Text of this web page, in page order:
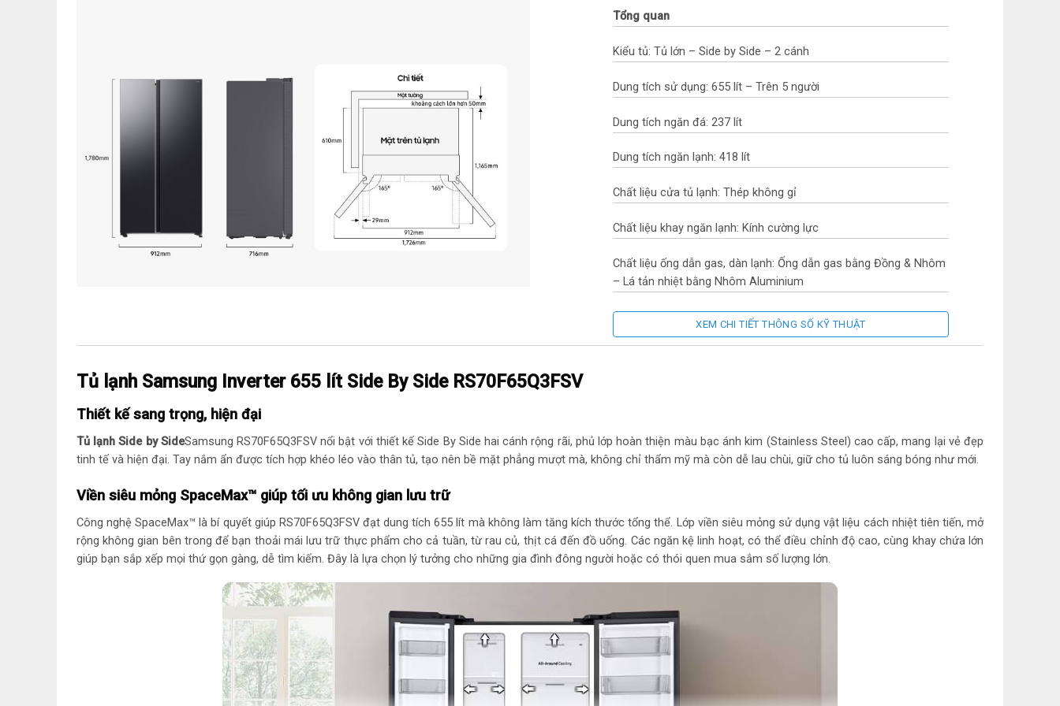
Tổng quan
Kiểu tủ: Tủ lớn – Side by Side – 2 cánh
Dung tích sử dụng: 655 lít – Trên 5 người
Dung tích ngăn đá: 237 lít
Dung tích ngăn lạnh: 418 lít
Chất liệu cửa tủ lạnh: Thép không gỉ
Chất liệu khay ngăn lạnh: Kính cường lực
Chất liệu ống dẫn gas, dàn lạnh: Ống dẫn gas bằng Đồng & Nhôm
– Lá tản nhiệt bằng Nhôm Aluminium
Năm ra mắt: 2025
Công nghệ tiết kiệm điện: AI Inverter Công nghệ SmartThings AI
Công nghệ làm lạnh: Công nghệ All-around Cooling giúp kiểm
soát chặt chẽ sự thay đổi nhiệt độ
Tiện ích: Tăng không gian lưu trữ nhờ công nghệ SpaceMax
XEM CHI TIẾT THÔNG SỐ KỸ THUẬT
Tủ lạnh Samsung Inverter 655 lít Side By Side RS70F65Q3FSV
Thiết kế sang trọng, hiện đại
Tủ lạnh Side by SideSamsung RS70F65Q3FSV nổi bật với thiết kế Side By Side hai cánh rộng rãi, phủ lớp hoàn thiện màu bạc ánh kim (Stainless Steel) cao cấp, mang lại vẻ đẹp
tinh tế và hiện đại. Tay nắm ẩn được tích hợp khéo léo vào thân tủ, tạo nên bề mặt phẳng mượt mà, không chỉ thẩm mỹ mà còn dễ lau chùi, giữ cho tủ luôn sáng bóng như mới.
Viền siêu mỏng SpaceMax™ giúp tối ưu không gian lưu trữ
Công nghệ SpaceMax™ là bí quyết giúp RS70F65Q3FSV đạt dung tích 655 lít mà không làm tăng kích thước tổng thể. Lớp viền siêu mỏng sử dụng vật liệu cách nhiệt tiên tiến, mở
rộng không gian bên trong để bạn thoải mái lưu trữ thực phẩm cho cả tuần, từ rau củ, thịt cá đến đồ uống. Các ngăn kệ linh hoạt, có thể điều chỉnh độ cao, cùng khay chứa lớn
giúp bạn sắp xếp mọi thứ gọn gàng, dễ tìm kiếm. Đây là lựa chọn lý tưởng cho những gia đình đông người hoặc có thói quen mua sắm số lượng lớn.